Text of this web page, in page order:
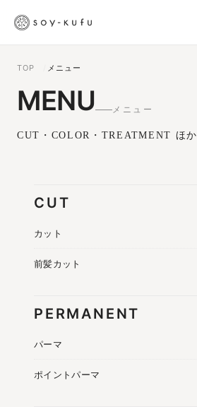
TOP メニュー
MENU メニュー
CUT・COLOR・TREATMENT ほか
CUT
カット
前髪カット
PERMANENT
パーマ
ポイントパーマ